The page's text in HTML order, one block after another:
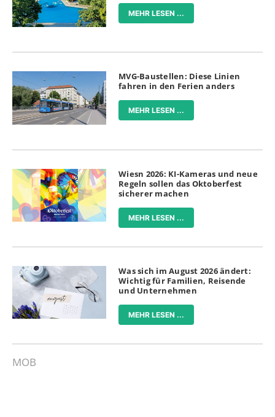
MEHR LESEN ...
MVG-Baustellen: Diese Linien
fahren in den Ferien anders
MEHR LESEN ...
Wiesn 2026: KI-Kameras und neue
Regeln sollen das Oktoberfest
sicherer machen
MEHR LESEN ...
Was sich im August 2026 ändert:
Wichtig für Familien, Reisende
und Unternehmen
MEHR LESEN ...
MOB